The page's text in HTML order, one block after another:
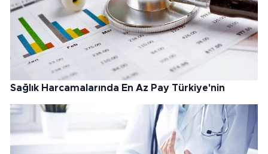
Sağlık Harcamalarında En Az Pay Türkiye'nin